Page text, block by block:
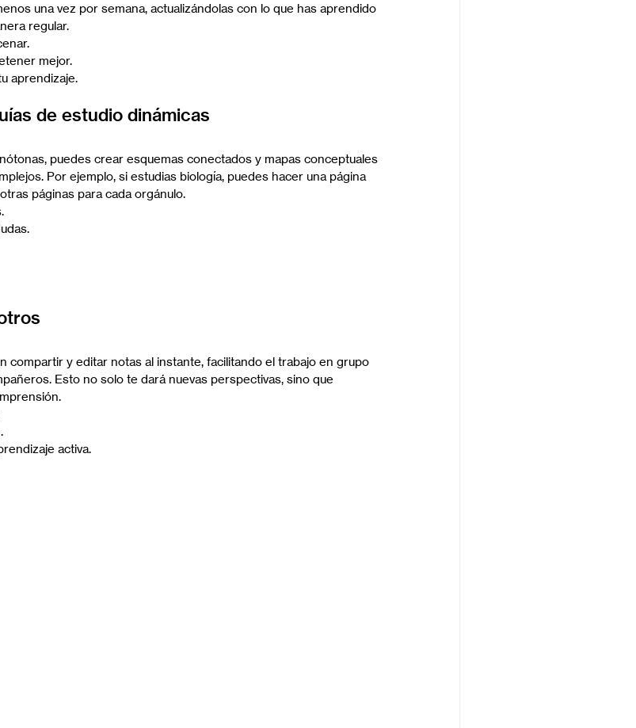
una vez por semana, actualizándolas con lo que has aprendido
regular.
mejor.
aprendizaje.
de estudio dinámicas
puedes crear esquemas conectados y mapas conceptuales
Por ejemplo, si estudias biología, puedes hacer una página
páginas para cada orgánulo.
compartir y editar notas al instante, facilitando el trabajo en grupo
Esto no solo te dará nuevas perspectivas, sino que
activa.